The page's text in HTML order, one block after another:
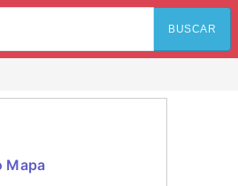
BUSCAR
Mapa